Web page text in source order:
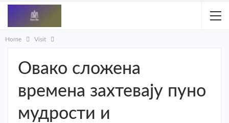
Home Visit
Овако сложена
времена захтевају пуно
мудрости и